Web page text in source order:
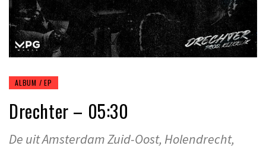
ALBUM / EP
Drechter – 05:30
De uit Amsterdam Zuid-Oost, Holendrecht,